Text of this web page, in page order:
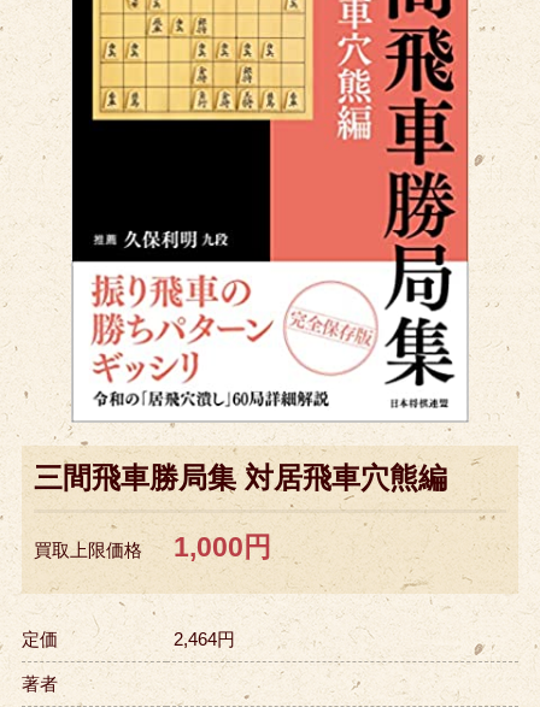
プ
三間飛車勝局集 対居飛車穴熊編
買取上限価格 1,000円
定価 2,464円
著者